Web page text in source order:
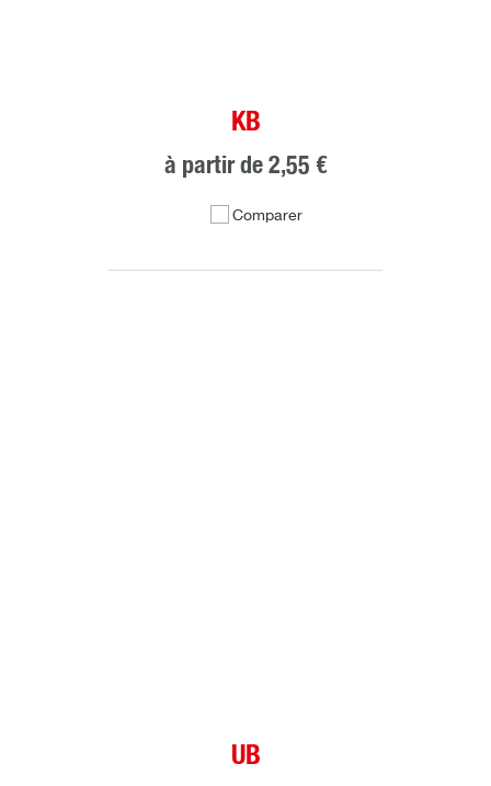
KB
à partir de 2,55 €
Comparer
UB